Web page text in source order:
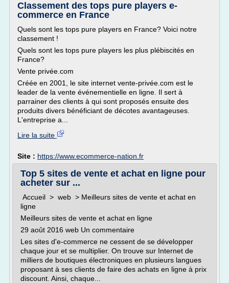
Classement des tops pure players e-
commerce en France
Quels sont les tops pure players en France? Voici notre
classement !
Quels sont les tops pure players les plus plébiscités en
France?
Vente privée.com
Créée en 2001, le site internet vente-privée.com est le
leader de la vente événementielle en ligne. Il sert à
parrainer des clients à qui sont proposés ensuite des
produits divers bénéficiant de décotes avantageuses.
L'entreprise a...
Lire la suite
Site : https://www.ecommerce-nation.fr
Top 5 sites de vente et achat en ligne pour
acheter sur ...
Accueil > web > Meilleurs sites de vente et achat en
ligne
Meilleurs sites de vente et achat en ligne
29 août 2016 web Un commentaire
Les sites d'e-commerce ne cessent de se développer
chaque jour et se multiplier. On trouve sur Internet de
milliers de boutiques électroniques en plusieurs langues
proposant à ses clients de faire des achats en ligne à prix
discount. Ainsi, chaque...